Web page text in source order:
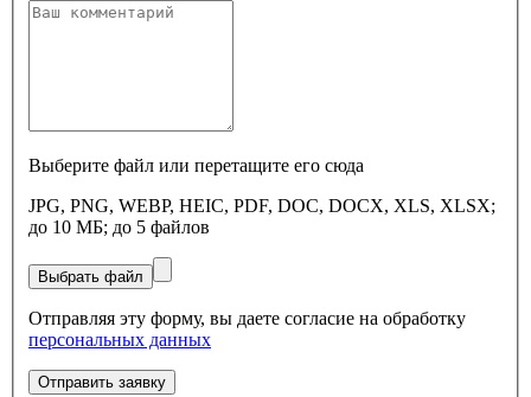
Выберите файл или перетащите его сюда
JPG, PNG, WEBP, HEIC, PDF, DOC, DOCX, XLS, XLSX;
до 10 МБ; до 5 файлов
Выбрать файл
Отправляя эту форму, вы даете согласие на обработку
персональных данных
Отправить заявку